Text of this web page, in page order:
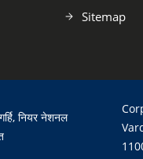
Sitemap
नियर नेशनल